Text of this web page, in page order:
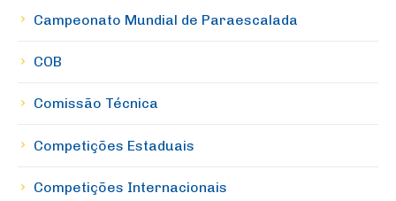
Campeonato Mundial de Paraescalada
COB
Comissão Técnica
Competições Estaduais
Competições Internacionais